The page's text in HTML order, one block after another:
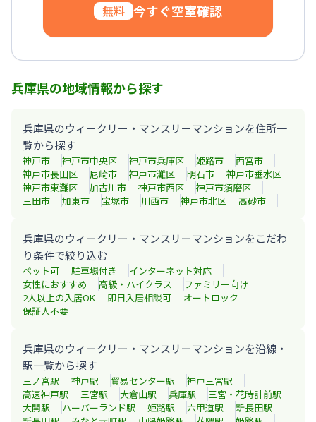
無料 今すぐ空室確認
兵庫県の地域情報から探す
兵庫県のウィークリー・マンスリーマンションを住所一
覧から探す
神戸市 神戸市中央区 神戸市兵庫区 姫路市
西宮市
神戸市長田区
尼崎市 神戸市灘区 明石市
神戸市垂水区
神戸市東灘区
加古川市 神戸市西区
神戸市須磨区
三田市
加東市 宝塚市 川西市 神戸市北区 高砂市
兵庫県のウィークリー・マンスリーマンションをこだわ
り条件で絞り込む
ペット可 駐車場付き
インターネット対応
女性におすすめ
高級・ハイクラス
ファミリー向け
2人以上の入居OK
即日入居相談可
オートロック
保証人不要
兵庫県のウィークリー・マンスリーマンションを沿線・
駅一覧から探す
三ノ宮駅 神戸駅 貿易センター駅 神戸三宮駅
高速神戸駅 三宮駅 大倉山駅 兵庫駅 三宮・花時計前駅
大開駅 ハーバーランド駅 姫路駅 六甲道駅 新長田駅